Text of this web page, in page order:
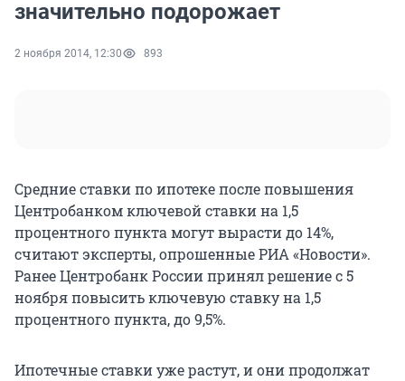
значительно подорожает
2 ноября 2014, 12:30 893
Средние ставки по ипотеке после повышения
Центробанком ключевой ставки на 1,5
процентного пункта могут вырасти до 14%,
считают эксперты, опрошенные РИА «Новости».
Ранее Центробанк России принял решение с 5
ноября повысить ключевую ставку на 1,5
процентного пункта, до 9,5%.
Ипотечные ставки уже растут, и они продолжат